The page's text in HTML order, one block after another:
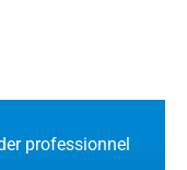
professionnel